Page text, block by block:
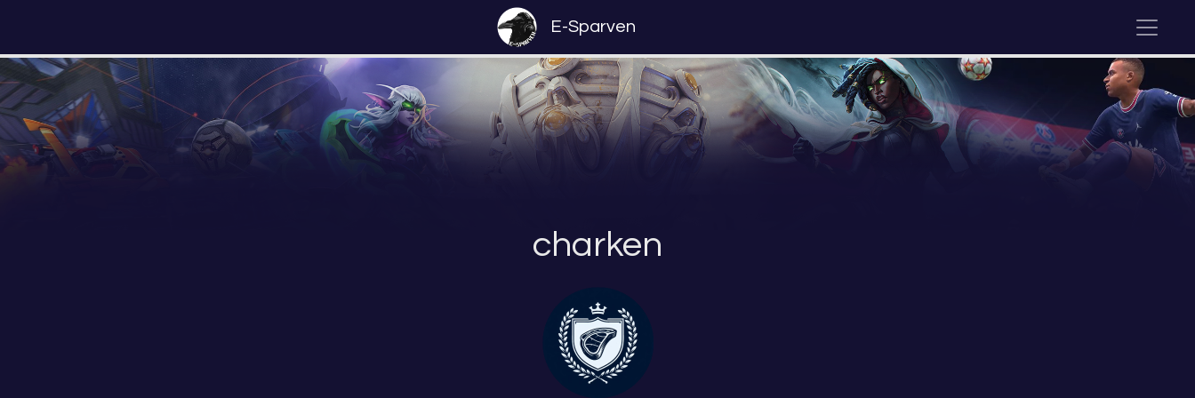
E-Sparven
charken